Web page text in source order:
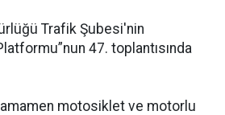
Trafik Şubesi'nin
47. toplantısında
motosiklet ve motorlu